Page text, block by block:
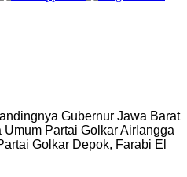
Gubernur Jawa Barat
Partai Golkar Airlangga
Golkar Depok, Farabi El